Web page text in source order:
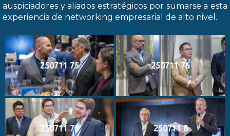
auspiciadores y aliados estratégicos por sumarse a esta
experiencia de networking empresarial de alto nivel.
250711 75 250711 76
250711 78 250711 8